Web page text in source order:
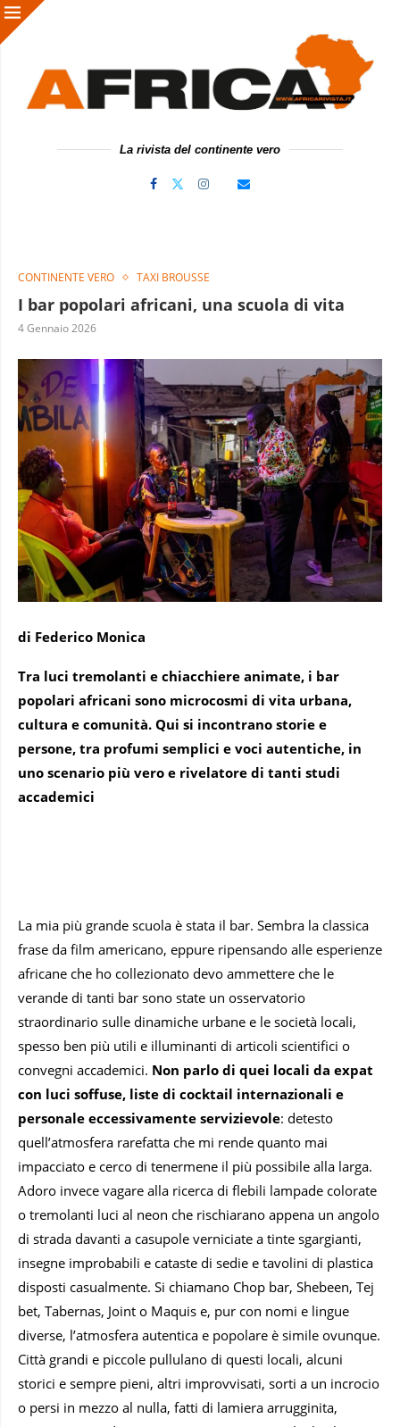
La rivista del continente vero
CONTINENTE VERO TAXI BROUSSE
I bar popolari africani, una scuola di vita
4 Gennaio 2026
di Federico Monica
Tra luci tremolanti e chiacchiere animate, i bar
popolari africani sono microcosmi di vita urbana,
cultura e comunità. Qui si incontrano storie e
persone, tra profumi semplici e voci autentiche, in
uno scenario più vero e rivelatore di tanti studi
accademici
La mia più grande scuola è stata il bar. Sembra la classica
frase da film americano, eppure ripensando alle esperienze
africane che ho collezionato devo ammettere che le
verande di tanti bar sono state un osservatorio
straordinario sulle dinamiche urbane e le società locali,
spesso ben più utili e illuminanti di articoli scientifici o
convegni accademici. Non parlo di quei locali da expat
con luci soffuse, liste di cocktail internazionali e
personale eccessivamente servizievole: detesto
quell’atmosfera rarefatta che mi rende quanto mai
impacciato e cerco di tenermene il più possibile alla larga.
Adoro invece vagare alla ricerca di flebili lampade colorate
o tremolanti luci al neon che rischiarano appena un angolo
di strada davanti a casupole verniciate a tinte sgargianti,
insegne improbabili e cataste di sedie e tavolini di plastica
disposti casualmente. Si chiamano Chop bar, Shebeen, Tej
bet, Tabernas, Joint o Maquis e, pur con nomi e lingue
diverse, l’atmosfera autentica e popolare è simile ovunque.
Città grandi e piccole pullulano di questi locali, alcuni
storici e sempre pieni, altri improvvisati, sorti a un incrocio
o persi in mezzo al nulla, fatti di lamiera arrugginita,